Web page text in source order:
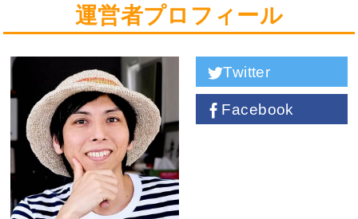
運営者プロフィール
Twitter
Facebook